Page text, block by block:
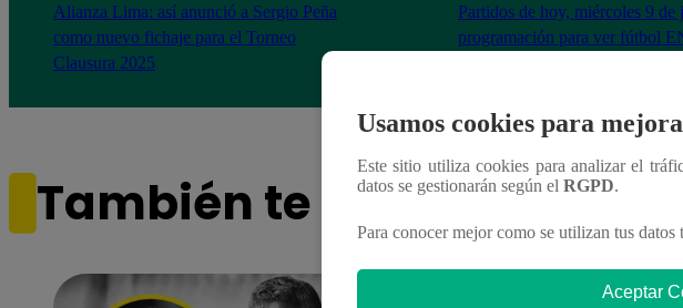
Alianza Lima: así anunció a Sergio Peña
como nuevo fichaje para el Torneo
Clausura 2025
Partidos de hoy, miércoles 9 de
programación para ver fútbol
También te puede interesar
Usamos cookies para
Este sitio utiliza cookies para analizar el
datos se gestionarán según el RGPD.
Para conocer mejor como se utilizan tus
Aceptar